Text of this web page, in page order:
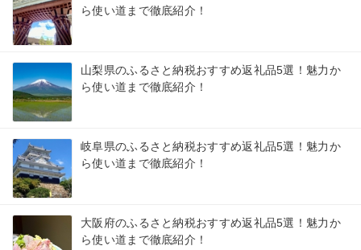
ら使い道まで徹底紹介！
山梨県のふるさと納税おすすめ返礼品5選！魅力か
ら使い道まで徹底紹介！
岐阜県のふるさと納税おすすめ返礼品5選！魅力か
ら使い道まで徹底紹介！
大阪府のふるさと納税おすすめ返礼品5選！魅力か
ら使い道まで徹底紹介！